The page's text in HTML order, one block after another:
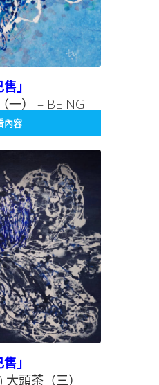
售」
一） – BEING
在系列 004
內容
售」
大頭茶（三） –